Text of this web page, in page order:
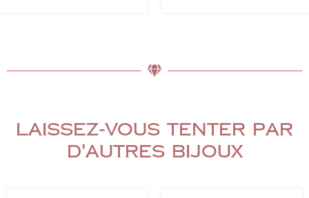
Laissez-vous tenter par
d'autres bijoux